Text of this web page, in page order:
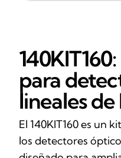
para
lineales
El 140KIT160 es un
los detectores